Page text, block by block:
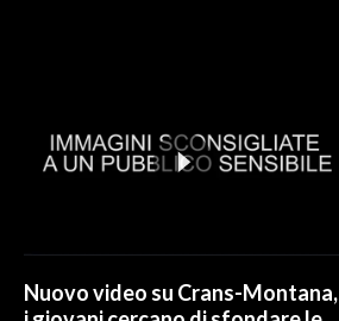
STORE
Nuovo video su Crans-Montana,